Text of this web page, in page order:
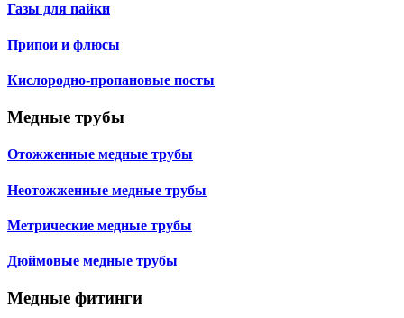
Газы для пайки
Припои и флюсы
Кислородно-пропановые посты
Медные трубы
Отожженные медные трубы
Неотожженные медные трубы
Метрические медные трубы
Дюймовые медные трубы
Медные фитинги